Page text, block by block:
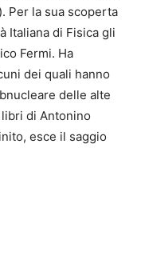
Per la sua scoperta
Italiana di Fisica gli
Fermi. Ha
dei quali hanno
delle alte
di Antonino
esce il saggio